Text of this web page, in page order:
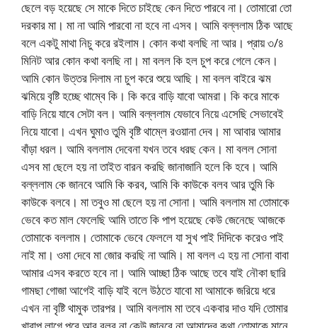
ছেলে বড় হয়েছে সে মাকে দিতে চাইছে কেন দিতে পারবে না। তোমারো তো
দরকার মা। মা না আমি পারবো না হবে না এসব। আমি বল্ললাম ঠিক আছে
বলে একটু মাথা নিচু করে রইলাম। কোন কথা বলছি না আর। প্রায় ৩/৪
মিনিট আর কোন কথা বলছি না। মা বলল কি হল চুপ করে গেলে কেন।
আমি কোন উত্তর দিলাম না চুপ করে শুয়ে আছি। মা বলল বাইরে ঝম
ঝমিয়ে বৃষ্টি হচ্ছে থাম্বে কি। কি করে বাড়ি যাবো আমরা। কি করে মাকে
বাড়ি নিয়ে যাবে সেটা বল। আমি বল্ললাম যেভাবে নিয়ে এসেছি সেভাবেই
নিয়ে যাবো। এখন ঘুমাও তুমি বৃষ্টি থাম্লে রওয়ানা দেব। মা আবার আমার
বাঁড়া ধরল। আমি বললাম দেবেনা যখন তবে ধরছ কেন। মা বলল সোনা
এসব মা ছেলে হয় না তাইত বারন করছি জানাজানি হলে কি হবে। আমি
বল্ললাম কে জানবে আমি কি করব, আমি কি কাউকে বলব আর তুমি কি
কাউকে বলবে। মা তবুও মা ছেলে হয় না সোনা। আমি বললাম মা তোমাকে
ভেবে কত মাল ফেলেছি আমি তাতে কি পাপ হয়েছে কেউ জেনেছে আজকে
তোমাকে বললাম। তোমাকে ভেবে ফেললে যা সুখ পাই দিদিকে করেও পাই
নাই মা। ওমা দেবে মা জোর করছি না আমি। মা বলল এ হয় না সোনা বাবা
আমার এসব করতে হবে না। আমি আচ্ছা ঠিক আছে তবে যাই নৌকা ছারি
গামছা গোজা আগেই বাড়ি যাই বলে উঠতে যাবো মা আমাকে জরিয়ে ধরে
এখন না বৃষ্টি থামুক তারপর। আমি বললাম মা তবে একবার দাও যদি তোমার